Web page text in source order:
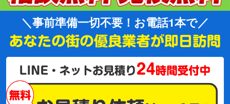
事前準備一切不要！お電話1本で